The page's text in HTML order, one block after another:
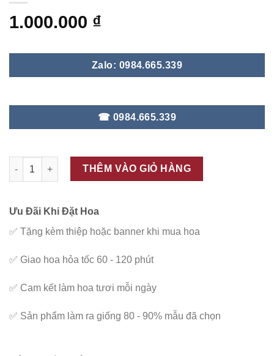
1.000.000 ₫
Zalo: 0984.665.339
☎ 0984.665.339
ĐC - V129 số lượng
THÊM VÀO GIỎ HÀNG
Ưu Đãi Khi Đặt Hoa
✅ Tặng kèm thiệp hoặc banner khi mua hoa
✅ Giao hoa hỏa tốc 60 - 120 phút
✅ Cam kết làm hoa tươi mỗi ngày
✅ Sản phẩm làm ra giống 80 - 90% mẫu đã chọn